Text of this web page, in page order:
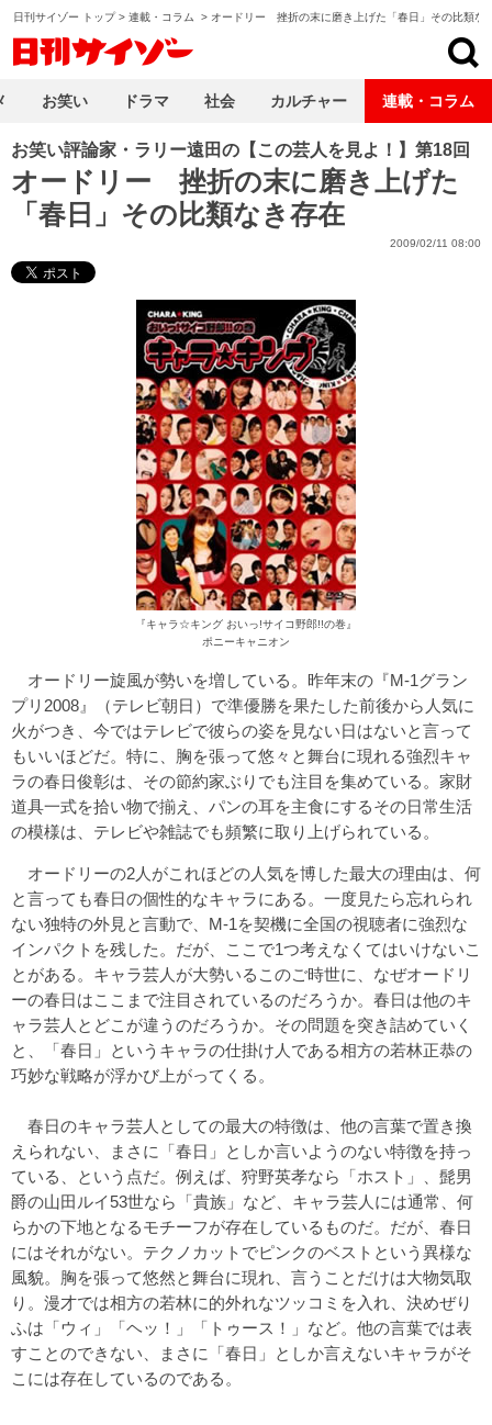
日刊サイゾー トップ> 連載・コラム > オードリー 挫折の末に磨き上げた「春日」その比類な
お笑い評論家・ラリー遠田の【この芸人を見よ！】第18回
オードリー 挫折の末に磨き上げた
「春日」その比類なき存在
2009/02/11 08:00
『キャラ☆キング おいっ!サイコ野郎!!の巻』
ポニーキャニオン
オードリー旋風が勢いを増している。昨年末の『M-1グラン
プリ2008』（テレビ朝日）で準優勝を果たした前後から人気に
火がつき、今ではテレビで彼らの姿を見ない日はないと言って
もいいほどだ。特に、胸を張って悠々と舞台に現れる強烈キャ
ラの春日俊彰は、その節約家ぶりでも注目を集めている。家財
道具一式を拾い物で揃え、パンの耳を主食にするその日常生活
の模様は、テレビや雑誌でも頻繁に取り上げられている。
オードリーの2人がこれほどの人気を博した最大の理由は、何
と言っても春日の個性的なキャラにある。一度見たら忘れられ
ない独特の外見と言動で、M-1を契機に全国の視聴者に強烈な
インパクトを残した。だが、ここで1つ考えなくてはいけないこ
とがある。キャラ芸人が大勢いるこのご時世に、なぜオードリ
ーの春日はここまで注目されているのだろうか。春日は他のキ
ャラ芸人とどこが違うのだろうか。その問題を突き詰めていく
と、「春日」というキャラの仕掛け人である相方の若林正恭の
巧妙な戦略が浮かび上がってくる。
春日のキャラ芸人としての最大の特徴は、他の言葉で置き換
えられない、まさに「春日」としか言いようのない特徴を持っ
ている、という点だ。例えば、狩野英孝なら「ホスト」、髭男
爵の山田ルイ53世なら「貴族」など、キャラ芸人には通常、何
らかの下地となるモチーフが存在しているものだ。だが、春日
にはそれがない。テクノカットでピンクのベストという異様な
風貌。胸を張って悠然と舞台に現れ、言うことだけは大物気取
り。漫才では相方の若林に的外れなツッコミを入れ、決めぜり
ふは「ウィ」「ヘッ！」「トゥース！」など。他の言葉では表
すことのできない、まさに「春日」としか言えないキャラがそ
こには存在しているのである。
お笑い ドラマ 社会 カルチャー 連載・コラム